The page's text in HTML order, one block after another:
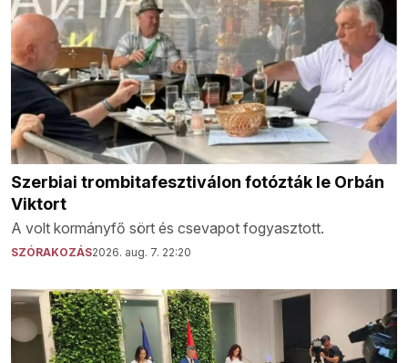
Szerbiai trombitafesztiválon fotózták le Orbán
Viktort
A volt kormányfő sört és csevapot fogyasztott.
SZÓRAKOZÁS2026. aug. 7. 22:20